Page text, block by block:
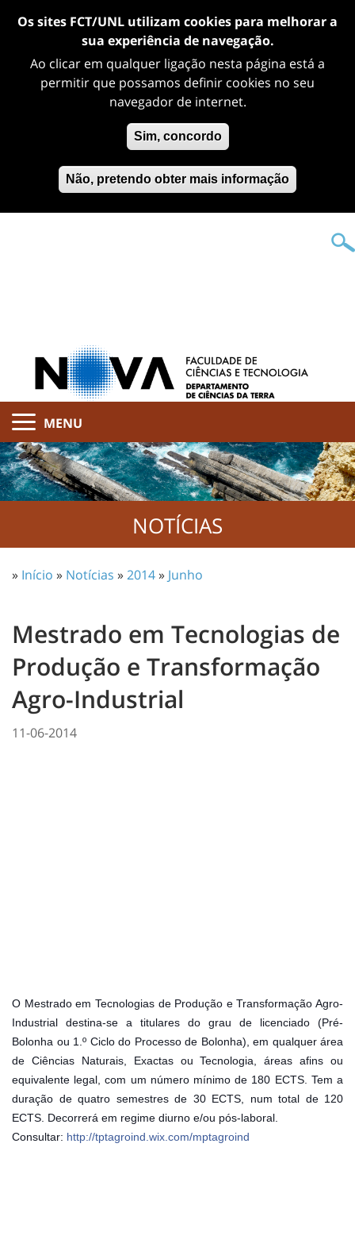
Os sites FCT/UNL utilizam cookies para melhorar a
sua experiência de navegação.
Ao clicar em qualquer ligação nesta página está a
permitir que possamos definir cookies no seu
navegador de internet.
Sim, concordo
Não, pretendo obter mais informação
MENU
NOTÍCIAS
» Início » Notícias »2014» Junho
Mestrado em Tecnologias de
Produção e Transformação
Agro-Industrial
11-06-2014
O Mestrado em Tecnologias de Produção e Transformação Agro-
Industrial destina-se a titulares do grau de licenciado (Pré-
Bolonha ou 1.º Ciclo do Processo de Bolonha), em qualquer área
de Ciências Naturais, Exactas ou Tecnologia, áreas afins ou
equivalente legal, com um número mínimo de 180 ECTS. Tem a
duração de quatro semestres de 30 ECTS, num total de 120
ECTS. Decorrerá em regime diurno e/ou pós-laboral.
Consultar: http://tptagroind.wix.com/mptagroind